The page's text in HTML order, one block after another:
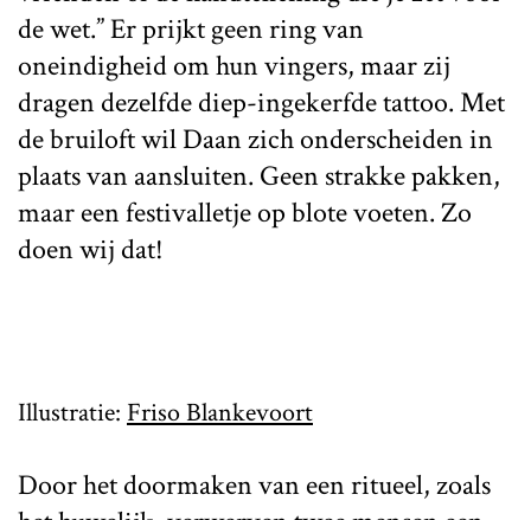
de wet.” Er prijkt geen ring van
oneindigheid om hun vingers, maar zij
dragen dezelfde diep-ingekerfde tattoo. Met
de bruiloft wil Daan zich onderscheiden in
plaats van aansluiten. Geen strakke pakken,
maar een festivalletje op blote voeten. Zo
doen wij dat!
Illustratie: Friso Blankevoort
Door het doormaken van een ritueel, zoals